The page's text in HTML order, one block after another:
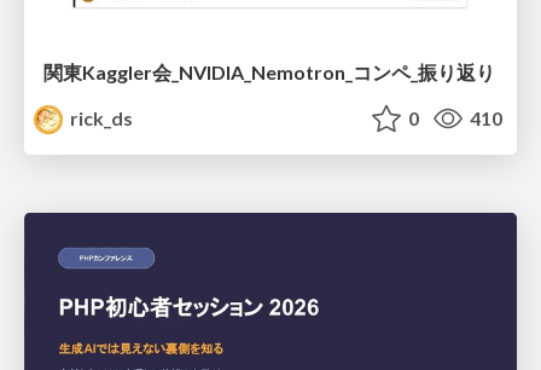
関東Kaggler会_NVIDIA_Nemotron_コンペ_振り返り
rick_ds
0 410